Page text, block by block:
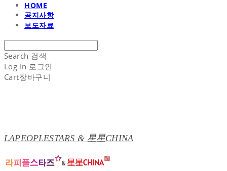
HOME
공지사항
보도자료
Search 검색
Log In 로그인
Cart장바구니
LAPEOPLESTARS & 星星CHINA